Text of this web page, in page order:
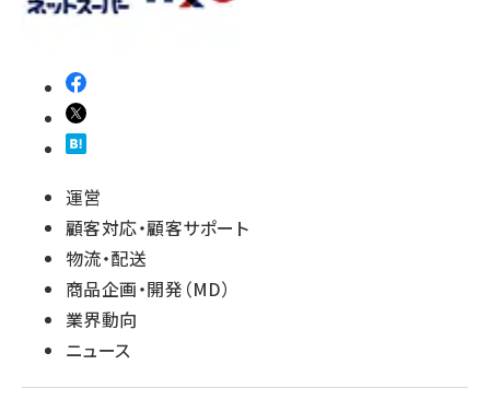
運営
顧客対応・顧客サポート
物流・配送
商品企画・開発（MD）
業界動向
ニュース